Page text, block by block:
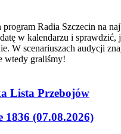
program Radia Szczecin na
w kalendarzu i sprawdzić,
W scenariuszach audycji
wtedy graliśmy!
Lista Przebojów
1836 (07.08.2026)